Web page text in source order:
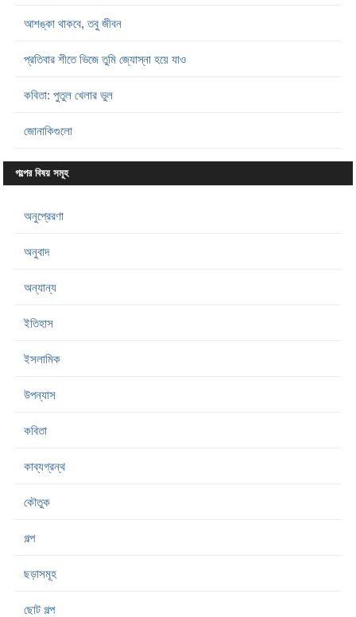
আশঙ্কা থাকবে, তবু জীবন
প্রতিবার শীতে ভিজে তুমি জ্যোস্না হয়ে যাও
কবিতা: পুতুল খেলার ভুল
জোনাকিগুলো
গল্পের বিষয় সমূহ
অনুপ্রেরণা
অনুবাদ
অন্যান্য
ইতিহাস
ইসলামিক
উপন্যাস
কবিতা
কাব্যগ্রন্থ
কৌতুক
গল্প
ছড়াসমূহ
ছোট গল্প